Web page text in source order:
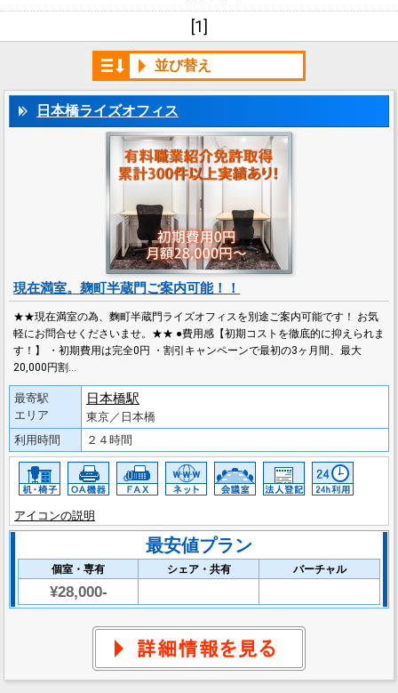
[1]
並び替え
日本橋ライズオフィス
現在満室。麹町半蔵門ご案内可能！！
★★現在満室の為、麴町半蔵門ライズオフィスを別途ご案内可能です！ お気
軽にお問合せくださいませ。★★ ●費用感【初期コストを徹底的に抑えられま
す！】 ・初期費用は完全0円 ・割引キャンペーンで最初の3ヶ月間、最大
20,000円割…
最寄駅
エリア
日本橋駅
東京／日本橋
利用時間
２４時間
アイコンの説明
最安値プラン
個室・専有 シェア・共有 バーチャル
¥28,000-